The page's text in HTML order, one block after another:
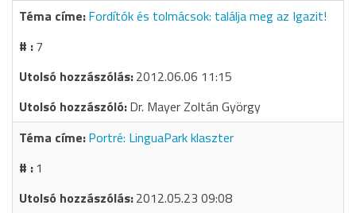
Fordítók és tolmácsok: találja meg az Igazit!
7
2012.06.06 11:15
Dr. Mayer Zoltán György
Portré: LinguaPark klaszter
1
2012.05.23 09:08